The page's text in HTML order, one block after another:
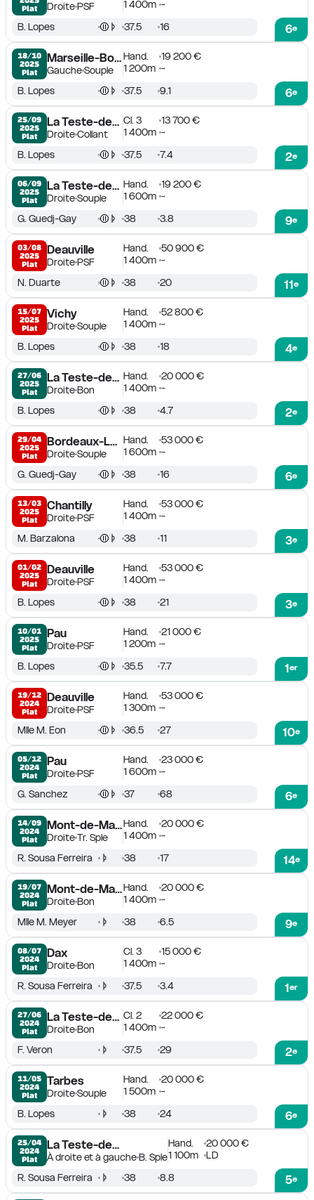
Plat
DroitePSF 1 400m -
6e
B. Lopes 37.5 16
18/10
2025
Plat
Marseille-Borély
GaucheSouple
Hand.
19 200 €
1 200m -
6e
B. Lopes 37.5 9.1
25/09
2025
Plat
La Teste-de-Buch
DroiteCollant
Cl. 3
13 700 €
1 400m -
2e
B. Lopes 37.5 7.4
06/09
2025
Plat
La Teste-de-Buch
DroiteSouple
Hand.
19 200 €
1 600m -
9e
G. Guedj-Gay 38 3.8
03/08
2025
Plat
Deauville
DroitePSF
Hand.
50 900 €
1 400m -
11e
N. Duarte 38 20
15/07
2025
Plat
Vichy
DroiteSouple
Hand.
52 800 €
1 400m -
4e
B. Lopes 38 18
27/06
2025
Plat
La Teste-de-Buch
DroiteBon
Hand.
20 000 €
1 400m -
2e
B. Lopes 38 4.7
29/04
2025
Plat
Bordeaux-Le Bouscat
DroiteSouple
Hand.
53 000 €
1 600m -
6e
G. Guedj-Gay 38 16
13/03
2025
Plat
Chantilly
DroitePSF
Hand.
53 000 €
1 400m -
3e
M. Barzalona 38 11
01/02
2025
Plat
Deauville
DroitePSF
Hand.
53 000 €
1 400m -
3e
B. Lopes 38 21
10/01
2025
Plat
Pau
DroitePSF
Hand.
21 000 €
1 200m -
1er
B. Lopes 35.5 7.7
19/12
2024
Plat
Deauville
DroitePSF
Hand.
53 000 €
1 300m -
10e
Mlle M. Eon 36.5 27
05/12
2024
Plat
Pau
DroitePSF
Hand.
23 000 €
1 600m -
6e
G. Sanchez 37 68
14/09
2024
Plat
Mont-de-Marsan
DroiteTr. Sple
Hand.
20 000 €
1 400m -
14e
R. Sousa Ferreira 38 17
19/07
2024
Plat
Mont-de-Marsan
DroiteBon
Hand.
20 000 €
1 400m -
9e
Mlle M. Meyer 38 6.5
08/07
2024
Plat
Dax
DroiteBon
Cl. 3
15 000 €
1 400m -
1er
R. Sousa Ferreira 37.5 3.4
27/06
2024
Plat
La Teste-de-Buch
DroiteBon
Cl. 2
22 000 €
1 400m -
2e
F. Veron 37.5 29
11/05
2024
Plat
Tarbes
DroiteSouple
Hand.
20 000 €
1 500m -
6e
B. Lopes 38 24
25/04
2024
Plat
La Teste-de-Buch
À droite et à gaucheB. Sple
Hand.
20 000 €
1 100m
LD
5e
R. Sousa Ferreira 38 8.8